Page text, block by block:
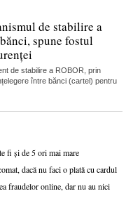
de stabilire a
spune fostul
de stabilire a ROBOR, prin
între bănci (cartel) pentru
fi și de 5 ori mai mare
dacă nu faci o plată cu cardul
fraudelor online, dar nu au nici